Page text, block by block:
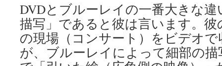
DVDとブルーレイの一番大きな
描写」であると彼は言います。
の現場（コンサート）をビデオ
が、ブルーレイによって細部の